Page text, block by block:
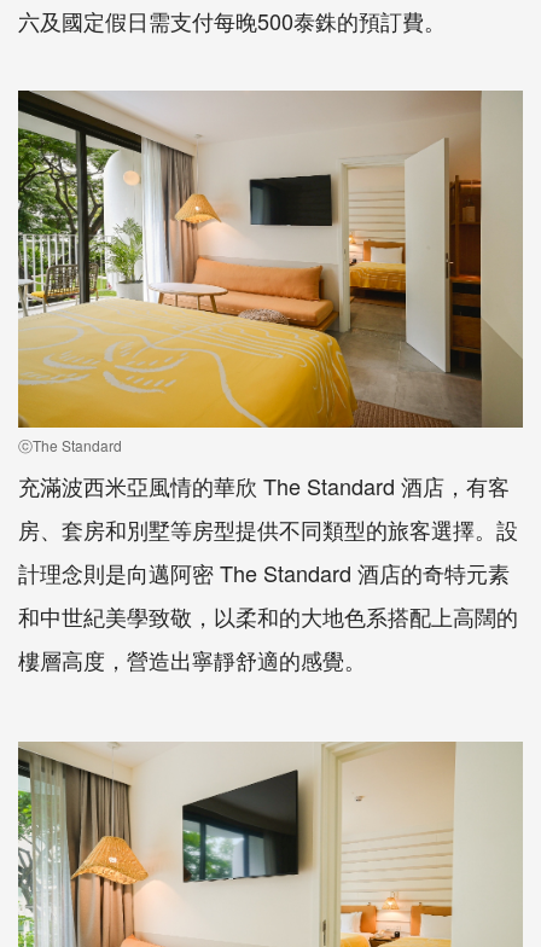
六及國定假日需支付每晚500泰銖的預訂費。
ⓒThe Standard
充滿波西米亞風情的華欣 The Standard 酒店，有客
房、套房和別墅等房型提供不同類型的旅客選擇。設
計理念則是向邁阿密 The Standard 酒店的奇特元素
和中世紀美學致敬，以柔和的大地色系搭配上高闊的
樓層高度，營造出寧靜舒適的感覺。